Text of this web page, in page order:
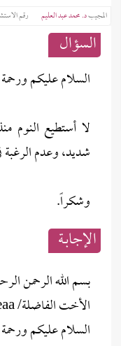
المجيبد. محمد عبد العليم رقم
السؤال
السلام عليكم ورحمة
لا أستطيع النوم
شديد، وعدم
وشكراً.
الإجابــة
بسم الله الرحمن
الأخت الفاضلة/ Sofeaa حفظها الله.
السلام عليكم